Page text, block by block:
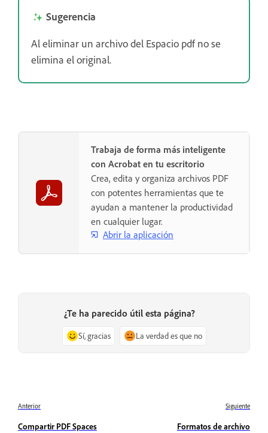
Sugerencia
Al eliminar un archivo del Espacio pdf no se
elimina el original.
Trabaja de forma más inteligente
con Acrobat en tu escritorio
Crea, edita y organiza archivos PDF
con potentes herramientas que te
ayudan a mantener la productividad
en cualquier lugar.
Abrir la aplicación
¿Te ha parecido útil esta página?
Sí, gracias La verdad es que no
Anterior
Compartir PDF Spaces
Siguiente
Formatos de archivo